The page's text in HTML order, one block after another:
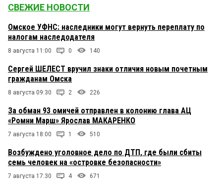
СВЕЖИЕ НОВОСТИ
Омское УФНС: наследники могут вернуть переплату по
налогам наследодателя
8 августа 11:00 0 140
Сергей ШЕЛЕСТ вручил знаки отличия новым почетным
гражданам Омска
8 августа 09:30 2 226
За обман 93 омичей отправлен в колонию глава АЦ
«Ромни Марш» Ярослав МАКАРЕНКО
7 августа 18:00 1 510
Возбуждено уголовное дело по ДТП, где были сбиты
семь человек на «островке безопасности»
7 августа 17:30 4 671